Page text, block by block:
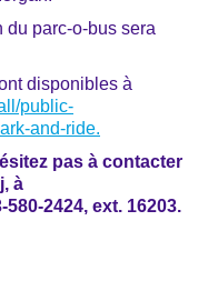
du parc-o-bus sera
disponibles à
public-
and-ride.
pas à contacter
à
580-2424, ext. 16203.